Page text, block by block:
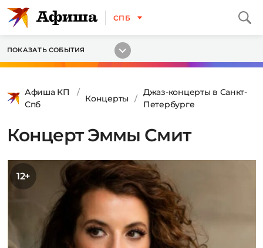
СПБ
ПОКАЗАТЬ СОБЫТИЯ
Афиша КП
Спб
Концерты
Джаз-концерты в Санкт-
Петербурге
Концерт Эммы Смит
12+